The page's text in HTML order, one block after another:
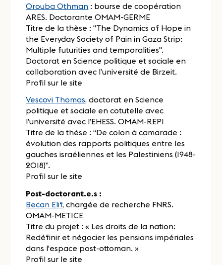
Orouba Othman : bourse de coopération
ARES. Doctorante OMAM-GERME
Titre de la thèse : "The Dynamics of Hope in
the Everyday Society of Pain in Gaza Strip:
Multiple futurities and temporalities".
Doctorat en Science politique et sociale en
collaboration avec l’université de Birzeit.
Profil sur le site
Vescovi Thomas, doctorat en Science
politique et sociale en cotutelle avec
l’université avec l’EHESS. OMAM-REPI
Titre de la thèse : “De colon à camarade :
évolution des rapports politiques entre les
gauches israéliennes et les Palestiniens (1948-
2018)”.
Profil sur le site
Post-doctorant.e.s :
Becan Elif, chargée de recherche FNRS.
OMAM-METICE
Titre du projet : « Les droits de la nation:
Redéfinir et négocier les pensions impériales
dans l'espace post-ottoman. »
Profil sur le site